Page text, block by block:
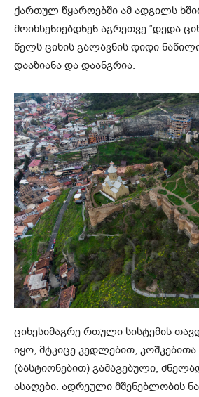
ქართულ წყაროებში ამ ადგილს
მოიხსენიებდნენ აგრეთვე “დედა
წელს ციხის გალავნის დიდი
დააზიანა და დაანგრია.
ციხესიმაგრე რთული სისტემის
იყო, მტკიცე კედლებით, კოშკებითა
(ბასტიონებით) გამაგებული,
ასაღები. ადრეული მშენებლობის